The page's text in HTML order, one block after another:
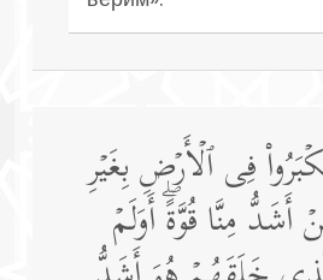
فِی ٱلۡأَرۡضِ بِغَیۡرِ
أَشَدُّ مِنَّا قُوَّةًۖ أَوَلَمۡ